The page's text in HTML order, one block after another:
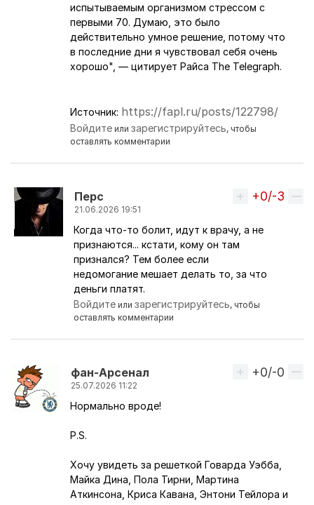
испытываемым организмом стрессом с
первыми 70. Думаю, это было
действительно умное решение, потому что
в последние дни я чувствовал себя очень
хорошо", — цитирует Райса The Telegraph.
Источник: https://fapl.ru/posts/122798/
Войдите илизарегистрируйтесь, чтобы
оставлять комментарии
Перс
21.06.2026 19:51
Ответ на комментарий пользователя
Вверх
+0/-3
Когда что-то болит, идут к врачу, а не
признаются... кстати, кому он там
признался? Тем более если
недомогание мешает делать то, за что
деньги платят.
Войдите илизарегистрируйтесь, чтобы
оставлять комментарии
фaн-Apceнaл
25.07.2026 11:22
Вверх
+0/-0
Нормально вроде!
P.S.
Хочу увидеть за решеткой Говарда Уэбба,
Майка Дина, Пола Тирни, Мартина
Аткинсона, Криса Кавана, Энтони Тейлора и